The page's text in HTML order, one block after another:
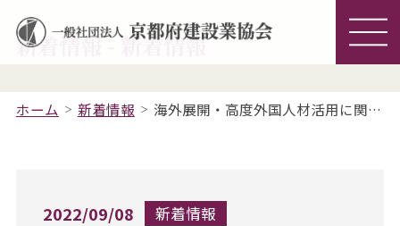
新着情報 - 新着情報
ホーム 新着情報 海外展開・高度外国人材活用に関するアンケートについて
2022/09/08 新着情報